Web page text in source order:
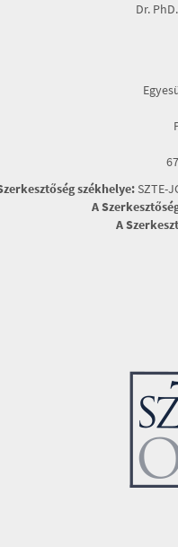
Dr.
székhelye:SZTE-
A
A